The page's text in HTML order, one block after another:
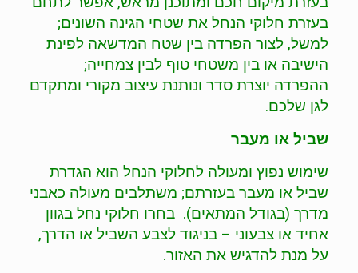
בעזרת חלוקי הנחל את שטחי הגינה השונים;
למשל, לצור הפרדה בין שטח המדשאה לפינת
הישיבה או בין משטחי טוף לבין צמחייה;
ההפרדה יוצרת סדר ונותנת עיצוב מקורי ומתקדם
לגן שלכם.
שביל או מעבר
שימוש נפוץ ומעולה לחלוקי הנחל הוא הגדרת
שביל או מעבר בעזרתם; משתלבים מעולה כאבני
מדרך (בגודל המתאים). בחרו חלוקי נחל בגוון
אחיד או צבעוני – בניגוד לצבע השביל או הדרך,
על מנת להדגיש את האזור.